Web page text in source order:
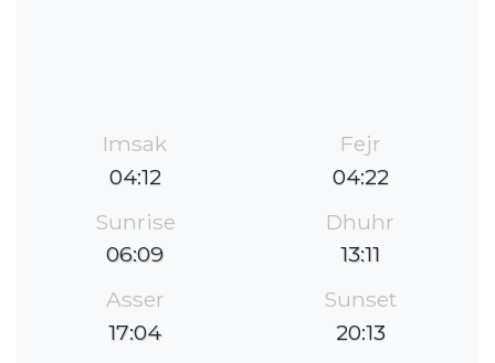
Imsak
04:12
Fejr
04:22
Sunrise
06:09
Dhuhr
13:11
Asser
17:04
Sunset
20:13